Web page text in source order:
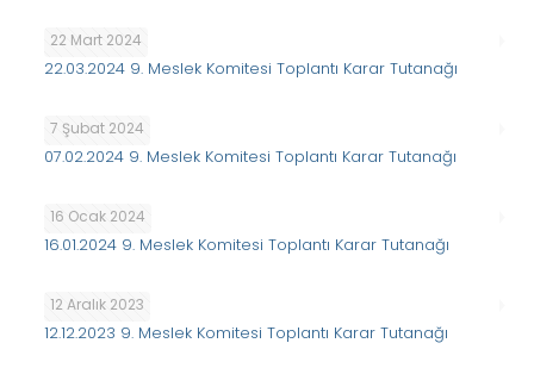
22 Mart 2024
22.03.2024 9. Meslek Komitesi Toplantı Karar Tutanağı
7 Şubat 2024
07.02.2024 9. Meslek Komitesi Toplantı Karar Tutanağı
16 Ocak 2024
16.01.2024 9. Meslek Komitesi Toplantı Karar Tutanağı
12 Aralık 2023
12.12.2023 9. Meslek Komitesi Toplantı Karar Tutanağı